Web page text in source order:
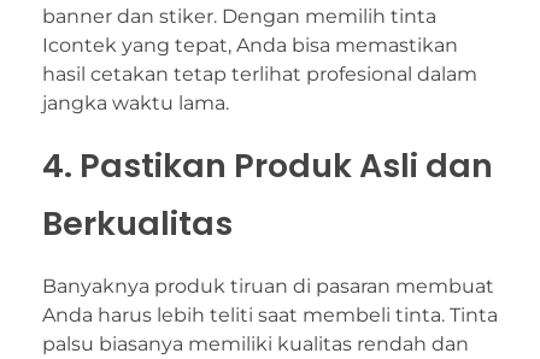
banner dan stiker. Dengan memilih tinta
Icontek yang tepat, Anda bisa memastikan
hasil cetakan tetap terlihat profesional dalam
jangka waktu lama.
4. Pastikan Produk Asli dan
Berkualitas
Banyaknya produk tiruan di pasaran membuat
Anda harus lebih teliti saat membeli tinta. Tinta
palsu biasanya memiliki kualitas rendah dan